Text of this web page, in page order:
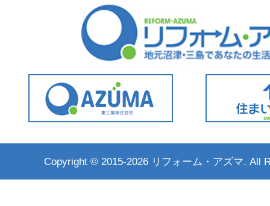
Copyright © 2015-2026 リフォーム・アズマ. All